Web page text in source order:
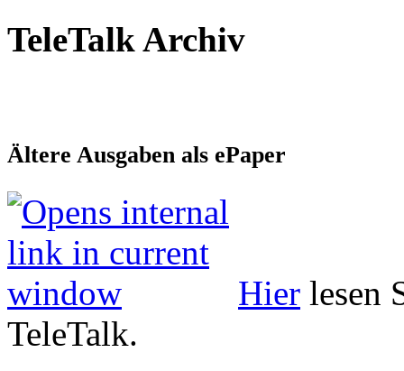
TeleTalk Archiv
Ältere Ausgaben als ePaper
Hier lesen
TeleTalk.